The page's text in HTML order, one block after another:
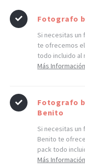
Fotografo
Si necesitas un
te ofrecemos
todo incluido al
Más Información
Fotografo
Benito
Si necesitas un
Benito te
pack todo
Más Información